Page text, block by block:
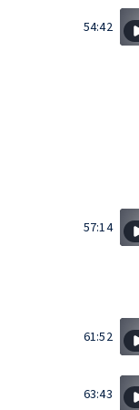
54:42
57:14
61:52
63:43